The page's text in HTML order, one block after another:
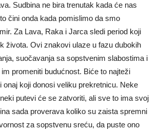
Sudbina ne bira trenutak kada će nas
čini onda kada pomislimo da smo
Za Lava, Raka i Jarca sledi period koji
života. Ovi znakovi ulaze u fazu dubokih
suočavanja sa sopstvenim slabostima i
promeniti budućnost. Biće to najteži
onaj koji donosi veliku prekretnicu. Neke
putevi će se zatvoriti, ali sve to ima svoj
sada proverava koliko su zaista spremni
za sopstvenu sreću, da puste ono